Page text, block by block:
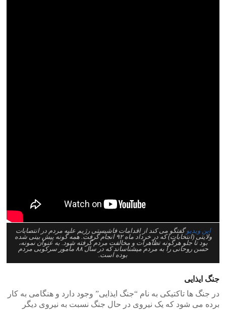
این ویدیوگفتگو می کند از اقدامات فاشیستی رژیم علیه مردم در انتصابات
ولایتی (انتخابات) که در خرداد ماه ۹۲ انجام گرفت. همه گونه پیش بینی شده
بود تا جلو هرگونه تظاهرات و مخالفت مردم گرفته شود. به عنوان نمونه،
حسن روحانی را به مردم میشناساند که در سال ۸۸ مأمور سرکوبی مردم
بوده است.
جنگ ایذایی
در جنگ ها تاکتیکی به نام “جنگ ایذایی” وجود دارد و هنگامی به کار
برده می شود که یک نیروی در حال جنگ نسبت به نیروی دیگر